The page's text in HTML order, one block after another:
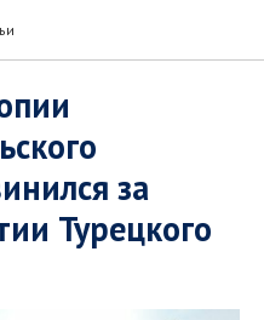
за
Турецкого